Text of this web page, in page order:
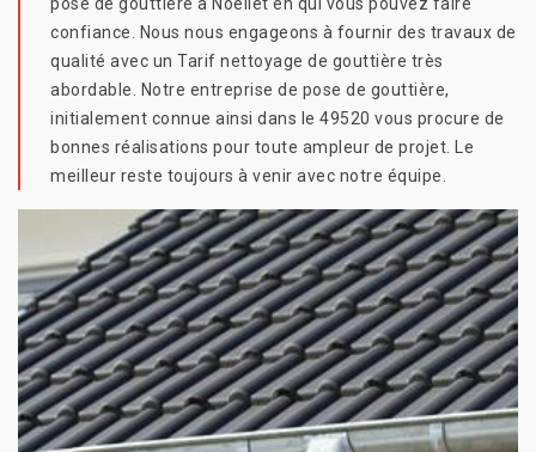
pose de gouttière à Noellet en qui vous pouvez faire
confiance. Nous nous engageons à fournir des travaux de
qualité avec un Tarif nettoyage de gouttière très
abordable. Notre entreprise de pose de gouttière,
initialement connue ainsi dans le 49520 vous procure de
bonnes réalisations pour toute ampleur de projet. Le
meilleur reste toujours à venir avec notre équipe.